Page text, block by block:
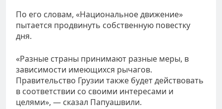
По его словам, «Национальное движение»
пытается продвинуть собственную повестку
дня.
«Разные страны принимают разные меры, в
зависимости имеющихся рычагов.
Правительство Грузии также будет действовать
в соответствии со своими интересами и
целями», — сказал Папуашвили.